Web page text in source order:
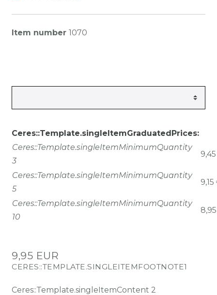
Item number 1070
Ceres::Template.singleItemGraduatedPrices:
Ceres::Template.singleItemMinimumQuantity
3
Ceres::Template.singleItemMinimumQuantity
5
Ceres::Template.singleItemMinimumQuantity
10
9,95 EUR
CERES::TEMPLATE.SINGLEITEMFOOTNOTE1
Ceres::Template.singleItemContent 2